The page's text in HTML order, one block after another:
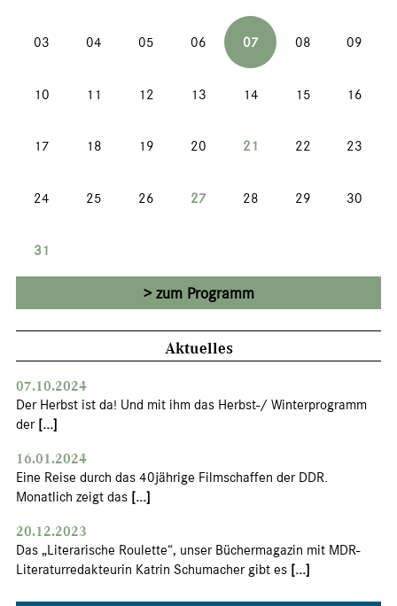
03 04 05 06 07 08 09
10 11 12 13 14 15 16
17 18 19 20 21 22 23
24 25 26 27 28 29 30
31
zum Programm
Aktuelles
07.10.2024
Der Herbst ist da! Und mit ihm das Herbst-/ Winterprogramm
der [...]
16.01.2024
Eine Reise durch das 40jährige Filmschaffen der DDR.
Monatlich zeigt das [...]
20.12.2023
Das „Literarische Roulette“, unser Büchermagazin mit MDR-
Literaturredakteurin Katrin Schumacher gibt es [...]